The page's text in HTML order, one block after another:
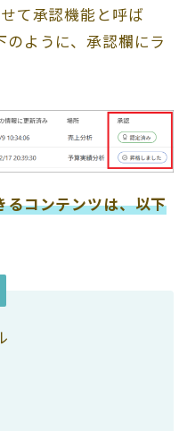
て承認機能と呼ば
ように、承認欄にラ
るコンテンツは、以下